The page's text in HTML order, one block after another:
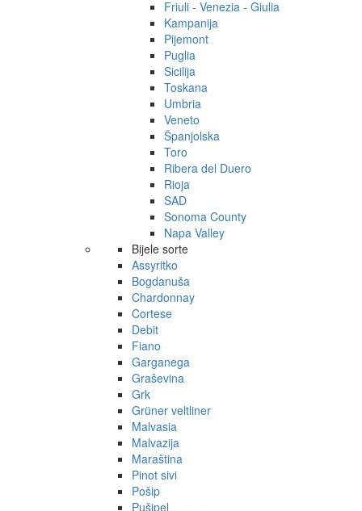
Friuli - Venezia - Giulia
Kampanija
Pijemont
Puglia
Sicilija
Toskana
Umbria
Veneto
Španjolska
Toro
Ribera del Duero
Rioja
SAD
Sonoma County
Napa Valley
Bijele sorte
Assyritko
Bogdanuša
Chardonnay
Cortese
Debit
Fiano
Garganega
Graševina
Grk
Grüner veltliner
Malvasia
Malvazija
Maraština
Pinot sivi
Pošip
Pušipel